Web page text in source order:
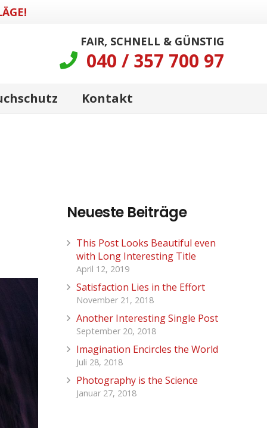
FAIR, SCHNELL & GÜNSTIG
040 / 357 700 97
Kontakt
Neueste Beiträge
This Post Looks Beautiful even
with Long Interesting Title
April 12, 2019
Satisfaction Lies in the Effort
November 21, 2018
Another Interesting Single Post
September 20, 2018
Imagination Encircles the World
Juli 28, 2018
Photography is the Science
Januar 27, 2018